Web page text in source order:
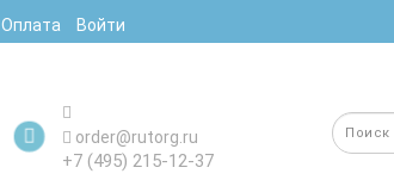
Оплата Войти
order@rutorg.ru
+7 (495) 215-12-37